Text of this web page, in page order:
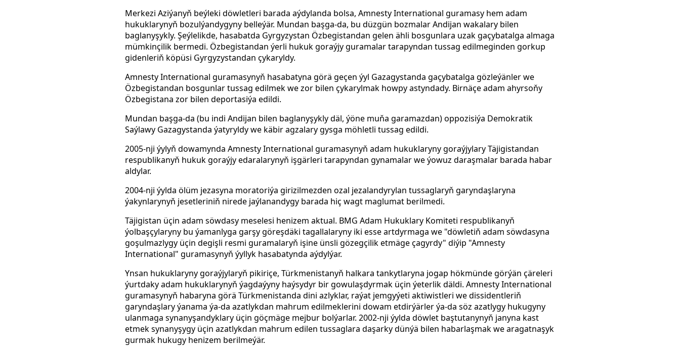
Merkezi Aziýanyň beýleki döwletleri barada aýdylanda bolsa, Amnesty International guramasy hem adam
hukuklarynyň bozulýandygyny belleýär. Mundan başga-da, bu düzgün bozmalar Andijan wakalary bilen
baglanyşykly. Şeýlelikde, hasabatda Gyrgyzystan Özbegistandan gelen ähli bosgunlara uzak gaçybatalga almaga
mümkinçilik bermedi. Özbegistandan ýerli hukuk goraýjy guramalar tarapyndan tussag edilmeginden gorkup
gidenleriň köpüsi Gyrgyzystandan çykaryldy.
Amnesty International guramasynyň hasabatyna görä geçen ýyl Gazagystanda gaçybatalga gözleýänler we
Özbegistandan bosgunlar tussag edilmek we zor bilen çykarylmak howpy astyndady. Birnäçe adam ahyrsoňy
Özbegistana zor bilen deportasiýa edildi.
Mundan başga-da (bu indi Andijan bilen baglanyşykly däl, ýöne muňa garamazdan) oppozisiýa Demokratik
Saýlawy Gazagystanda ýatyryldy we käbir agzalary gysga möhletli tussag edildi.
2005-nji ýylyň dowamynda Amnesty International guramasynyň adam hukuklaryny goraýjylary Täjigistandan
respublikanyň hukuk goraýjy edaralarynyň işgärleri tarapyndan gynamalar we ýowuz daraşmalar barada habar
aldylar.
2004-nji ýylda ölüm jezasyna moratoriýa girizilmezden ozal jezalandyrylan tussaglaryň garyndaşlaryna
ýakynlarynyň jesetleriniň nirede jaýlanandygy barada hiç wagt maglumat berilmedi.
Täjigistan üçin adam söwdasy meselesi henizem aktual. BMG Adam Hukuklary Komiteti respublikanyň
ýolbaşçylaryny bu ýamanlyga garşy göreşdäki tagallalaryny iki esse artdyrmaga we "döwletiň adam söwdasyna
goşulmazlygy üçin degişli resmi guramalaryň işine ünsli gözegçilik etmäge çagyrdy" diýip "Amnesty
International" guramasynyň ýyllyk hasabatynda aýdylýar.
Ynsan hukuklaryny goraýjylaryň pikiriçe, Türkmenistanyň halkara tankytlaryna jogap hökmünde görýän çäreleri
ýurtdaky adam hukuklarynyň ýagdaýyny haýsydyr bir gowulaşdyrmak üçin ýeterlik däldi. Amnesty International
guramasynyň habaryna görä Türkmenistanda dini azlyklar, raýat jemgyýeti aktiwistleri we dissidentleriň
garyndaşlary ýanama ýa-da azatlykdan mahrum edilmeklerini dowam etdirýärler ýa-da söz azatlygy hukugyny
ulanmaga synanyşandyklary üçin göçmäge mejbur bolýarlar. 2002-nji ýylda döwlet baştutanynyň janyna kast
etmek synanyşygy üçin azatlykdan mahrum edilen tussaglara daşarky dünýä bilen habarlaşmak we aragatnaşyk
gurmak hukugy henizem berilmeýär.